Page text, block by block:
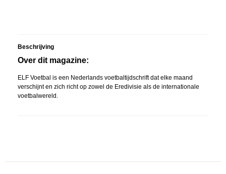
Beschrijving
Over dit magazine:
ELF Voetbal is een Nederlands voetbaltijdschrift dat elke maand
verschijnt en zich richt op zowel de Eredivisie als de internationale
voetbalwereld.